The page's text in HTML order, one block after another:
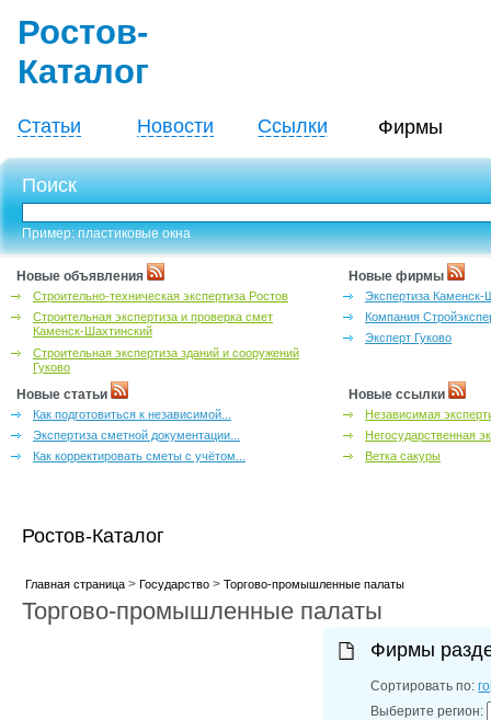
Ростов-
Каталог
Статьи Новости Ссылки Фирмы
Поиск
Пример: пластиковые окна
Новые объявления
Строительно-техническая экспертиза Ростов
Строительная экспертиза и проверка смет
Каменск-Шахтинский
Строительная экспертиза зданий и сооружений
Гуково
Новые фирмы
Экспертиза Каменск-
Компания
Эксперт Гуково
Новые статьи
Как подготовиться к независимой...
Экспертиза сметной документации...
Как корректировать сметы с учётом...
Новые ссылки
Независимая
Негосударственная
Ветка сакуры
Ростов-Каталог
Главная страница> Государство> Торгово-промышленные палаты
Торгово-промышленные палаты
Фирмы
Сортировать по:
Выберите регион: